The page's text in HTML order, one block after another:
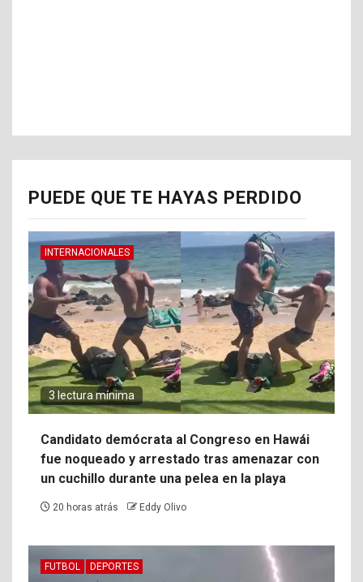
PUEDE QUE TE HAYAS PERDIDO
INTERNACIONALES
3 lectura mínima
Candidato demócrata al Congreso en Hawái
fue noqueado y arrestado tras amenazar con
un cuchillo durante una pelea en la playa
20 horas atrás Eddy Olivo
FUTBOL DEPORTES